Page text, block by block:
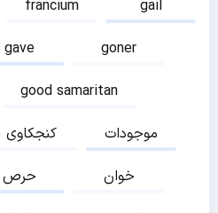
francium
gail
gave
goner
good samaritan
کنجکاوی
موجودات
حرص
خوان